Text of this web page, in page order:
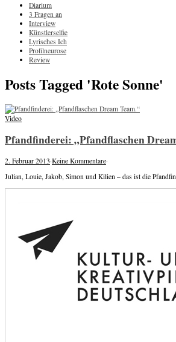
Diarium
3 Fragen an
Interview
Künstlerselfie
Lyrisches Ich
Profilneurose
Review
Posts Tagged 'Rote Sonne'
Video
Pfandfinderei: „Pfandflaschen
2. Februar 2013·Keine Kommentare·
Julian, Louie, Jakob, Simon und Kilien – das ist die